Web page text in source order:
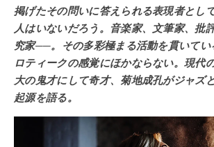
掲げたその問いに答えられる表現者とし
人はいないだろう。音楽家、文筆家、批
究家──。その多彩極まる活動を貫いてい
ロティークの感覚にほかならない。現代
大の鬼才にして奇才、菊地成孔がジャズ
起源を語る。